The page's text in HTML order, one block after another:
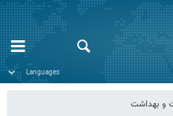
و بهداشت